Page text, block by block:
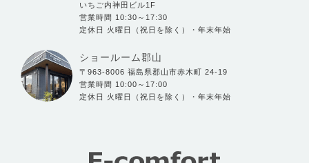
いちご内神田ビル1F
営業時間 10:30～17:30
定休日 火曜日（祝日を除く）・年末年始
ショールーム郡山
〒963-8006 福島県郡山市赤木町 24-19
営業時間 10:00～17:00
定休日 火曜日（祝日を除く）・年末年始